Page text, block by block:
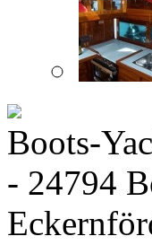
Boots-
- 24794